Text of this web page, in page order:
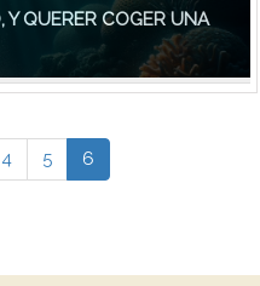
Y QUERER COGER UNA
4 5 6